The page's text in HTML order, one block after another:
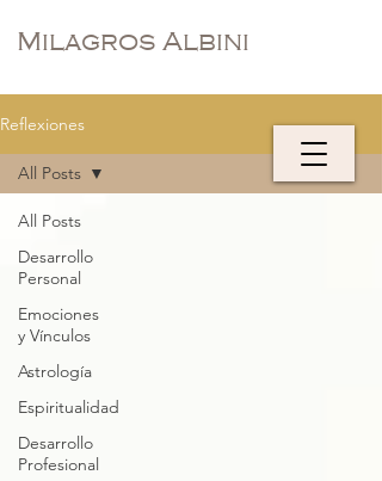
Milagros Albini
Reflexiones
All Posts
Desarrollo
Personal
Emociones
y Vínculos
Astrología
Espiritualidad
Desarrollo
Profesional
All Posts